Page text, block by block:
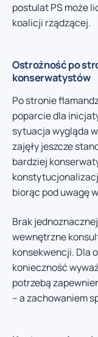
postulat PS może
koalicji rządzącej.
Ostrożność po
konserwatystów
Po stronie
poparcie dla
sytuacja wygląda
zajęły jeszcze
bardziej
biorąc pod uwagę
Brak
wewnętrzne
konsekwencji. Dla
konieczność
potrzebą
– a zachowaniem